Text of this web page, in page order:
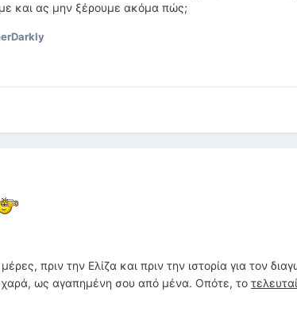
και ας μην ξέρουμε ακόμα πώς;
πριν την Ελίζα και πριν την ιστορία για τον
ως αγαπημένη σου από μένα. Οπότε, το